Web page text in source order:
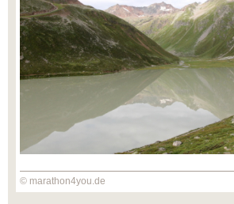
© marathon4you.de